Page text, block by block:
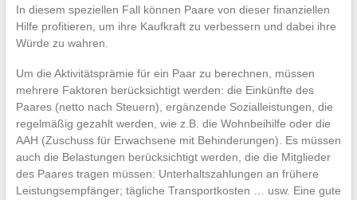
In diesem speziellen Fall können Paare von dieser finanziellen
Hilfe profitieren, um ihre Kaufkraft zu verbessern und dabei ihre
Würde zu wahren.
Um die Aktivitätsprämie für ein Paar zu berechnen, müssen
mehrere Faktoren berücksichtigt werden: die Einkünfte des
Paares (netto nach Steuern), ergänzende Sozialleistungen, die
regelmäßig gezahlt werden, wie z.B. die Wohnbeihilfe oder die
AAH (Zuschuss für Erwachsene mit Behinderungen). Es müssen
auch die Belastungen berücksichtigt werden, die die Mitglieder
des Paares tragen müssen: Unterhaltszahlungen an frühere
Leistungsempfänger; tägliche Transportkosten … usw. Eine gute